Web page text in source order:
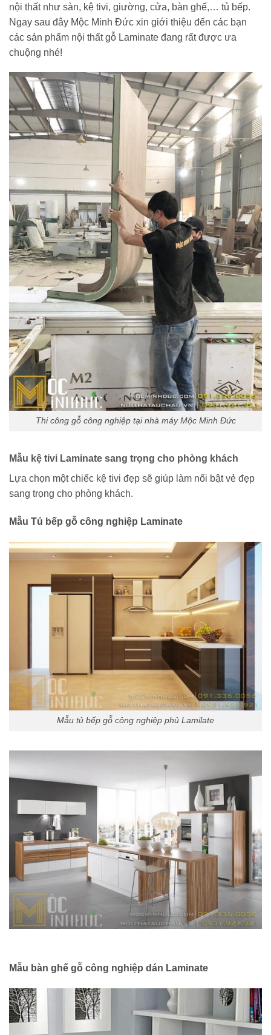
nội thất như sàn, kệ tivi, giường, cửa, bàn ghế,… tủ bếp.
Ngay sau đây Mộc Minh Đức xin giới thiệu đến các bạn
các sản phẩm nội thất gỗ Laminate đang rất được ưa
chuộng nhé!
Thi công gỗ công nghiệp tại nhà máy Mộc Minh Đức
Mẫu kệ tivi Laminate sang trọng cho phòng khách
Lựa chọn một chiếc kệ tivi đẹp sẽ giúp làm nổi bật vẻ đẹp
sang trọng cho phòng khách.
Mẫu Tủ bếp gỗ công nghiệp Laminate
Mẫu tủ bếp gỗ công nghiệp phủ Lamilate
Mẫu bàn ghế gỗ công nghiệp dán Laminate